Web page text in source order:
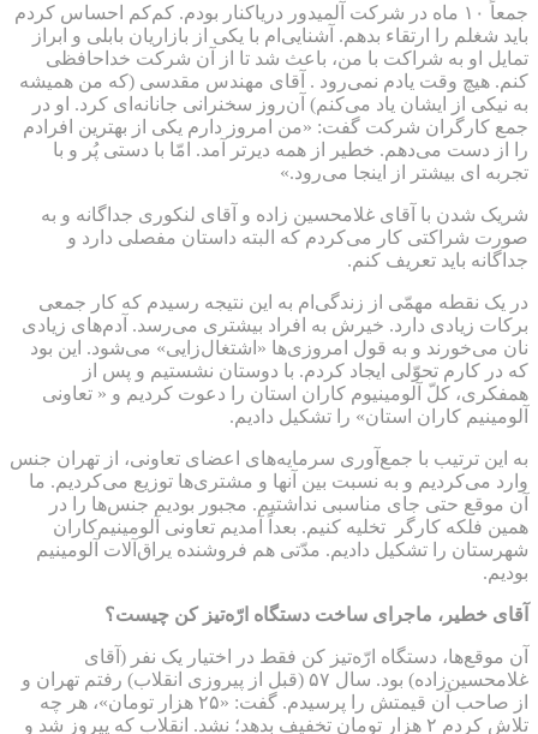
جمعاً ۱۰ ماه در شرکت آلمیدور دریاکنار بودم. کم‌کم احساس کردم
باید شغلم را ارتقاء بدهم. آشنایی‌ام با یکی از بازاریان بابلی و ابراز
تمایل او به شراکت با من، باعث شد تا از آن شرکت خداحافظی
کنم. هیچ وقت یادم نمی‌رود . آقای مهندس مقدسی (که من همیشه
به نیکی از ایشان یاد می‌کنم) آن‌روز سخنرانی جانانه‌ای کرد. او در
جمع کارگران شرکت گفت: «من امروز دارم یکی از بهترین افرادم
را از دست می‌دهم. خطیر از همه دیرتر آمد. امّا با دستی پُر و با
تجربه ای بیشتر از اینجا می‌رود.»
شریک شدن با آقای غلامحسین زاده و آقای لنکوری جداگانه و به
صورت شراکتی کار می‌کردم که البته داستان مفصلی دارد و
جداگانه باید تعریف کنم.
در یک نقطه مهمّی از زندگی‌ام به این نتیجه رسیدم که کار جمعی
برکات زیادی دارد. خیرش به افراد بیشتری می‌رسد. آدم‌های زیادی
نان می‌خورند و به قول امروزی‌ها «اشتغال‌زایی» می‌شود. این بود
که در کارم تحوّلی ایجاد کردم. با دوستان نشستیم و پس از
همفکری، کلّ آلومینیوم کاران استان را دعوت کردیم و « تعاونی
آلومینیم کاران استان» را تشکیل دادیم.
به این ترتیب با جمع‌آوری سرمایه‌های اعضای تعاونی، از تهران جنس
وارد می‌کردیم و به نسبت بین آنها و مشتری‌ها توزیع می‌کردیم. ما
آن موقع حتی جای مناسبی نداشتیم. مجبور بودیم جنس‌ها را در
همین فلکه کارگر تخلیه کنیم. بعداً آمدیم تعاونی آلومینیم‌کاران
شهرستان را تشکیل دادیم. مدّتی هم فروشنده یراق‌آلات آلومینیم
بودیم.
آقای خطیر، ماجرای ساخت دستگاه ارّه‌تیز کن چیست؟
آن موقع‌ها، دستگاه ارّه‌تیز کن فقط در اختیار یک نفر (آقای
غلامحسین‌زاده) بود. سال ۵۷ (قبل از پیروزی انقلاب) رفتم تهران و
از صاحب آن قیمتش را پرسیدم. گفت: «۲۵ هزار تومان»، هر چه
تلاش کردم ۲ هزار تومان تخفیف بدهد؛ نشد. انقلاب که پیروز شد و